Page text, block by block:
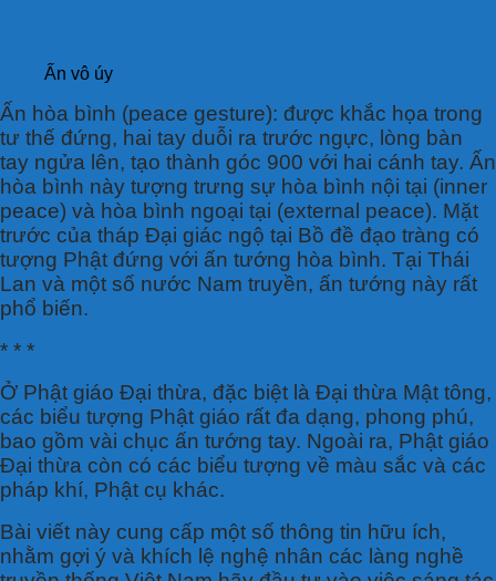
Ấn vô úy
Ấn hòa bình (peace gesture): được khắc họa trong
tư thế đứng, hai tay duỗi ra trước ngực, lòng bàn
tay ngửa lên, tạo thành góc 900 với hai cánh tay. Ấn
hòa bình này tượng trưng sự hòa bình nội tại (inner
peace) và hòa bình ngoại tại (external peace). Mặt
trước của tháp Đại giác ngộ tại Bồ đề đạo tràng có
tượng Phật đứng với ấn tướng hòa bình. Tại Thái
Lan và một số nước Nam truyền, ấn tướng này rất
phổ biến.
* * *
Ở Phật giáo Đại thừa, đặc biệt là Đại thừa Mật tông,
các biểu tượng Phật giáo rất đa dạng, phong phú,
bao gồm vài chục ấn tướng tay. Ngoài ra, Phật giáo
Đại thừa còn có các biểu tượng về màu sắc và các
pháp khí, Phật cụ khác.
Bài viết này cung cấp một số thông tin hữu ích,
nhằm gợi ý và khích lệ nghệ nhân các làng nghề